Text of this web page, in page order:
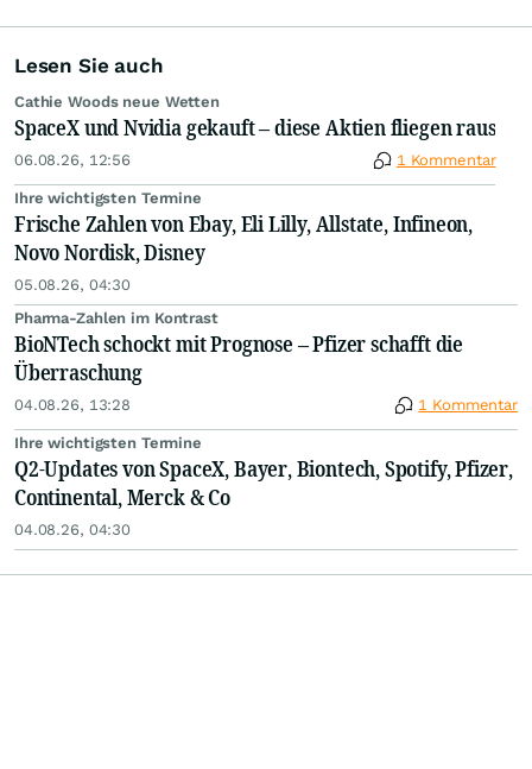
Lesen Sie auch
Cathie Woods neue Wetten
SpaceX und Nvidia gekauft – diese Aktien fliegen raus
06.08.26, 12:56 1 Kommentar
Ihre wichtigsten Termine
Frische Zahlen von Ebay, Eli Lilly, Allstate, Infineon,
Novo Nordisk, Disney
05.08.26, 04:30
Pharma-Zahlen im Kontrast
BioNTech schockt mit Prognose – Pfizer schafft die
Überraschung
04.08.26, 13:28 1 Kommentar
Ihre wichtigsten Termine
Q2-Updates von SpaceX, Bayer, Biontech, Spotify, Pfizer,
Continental, Merck & Co
04.08.26, 04:30